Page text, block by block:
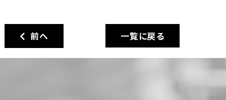
前へ 一覧に戻る